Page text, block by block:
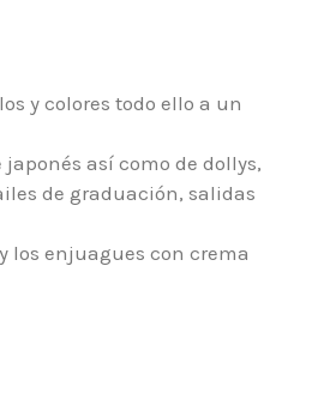
y colores todo ello a un
así como de dollys,
de graduación, salidas
los enjuagues con crema